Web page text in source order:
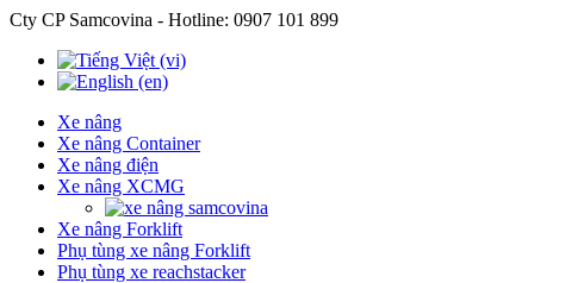
Cty CP Samcovina - Hotline: 0907 101 899
Xe nâng
Xe nâng Container
Xe nâng điện
Xe nâng XCMG
Xe nâng Forklift
Phụ tùng xe nâng Forklift
Phụ tùng xe reachstacker